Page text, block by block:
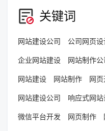
关键词
网站建设公司 公司网页设
企业网站建设 网站制作公
网站建设 网站制作 网
网站建设公司 响应式网
微信平台开发 网页制作